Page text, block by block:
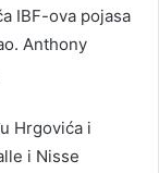
IBF-ova pojasa
Anthony
Hrgovića i
i Nisse